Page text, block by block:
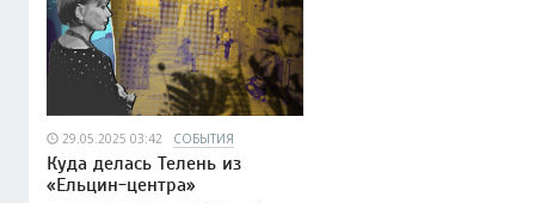
29.05.2025 03:42 СОБЫТИЯ
Куда делась Телень из
«Ельцин-центра»